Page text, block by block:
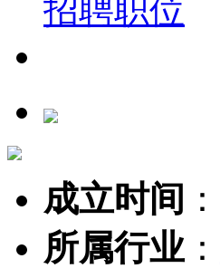
成立时间 ：
所属行业：